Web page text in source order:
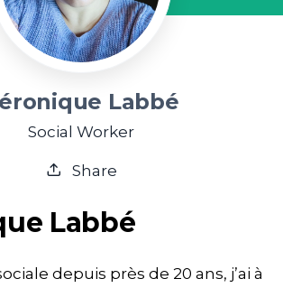
Labbé
Social Worker
Share
Labbé
depuis près de 20 ans, j’ai à